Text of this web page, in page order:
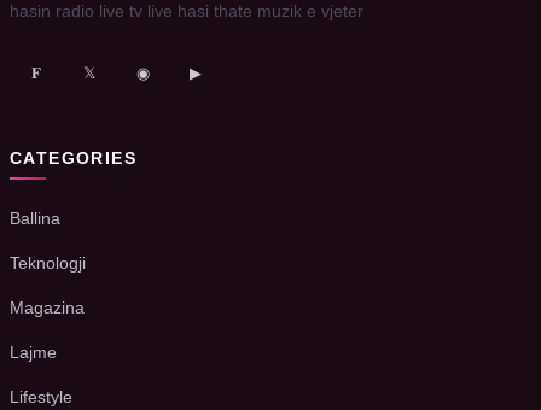
hasin radio live tv live hasi thate muzik e vjeter
𝐅 𝕏 ◉ ▶
CATEGORIES
Ballina
Teknologji
Magazina
Lajme
Lifestyle